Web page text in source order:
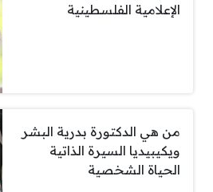
الإعلامية الفلسطينية
من هي الدكتورة بدرية البشر
ويكيبيديا السيرة الذاتية
الحياة الشخصية